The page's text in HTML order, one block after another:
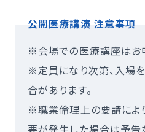
公開医療講演 注意事項
※会場での医療講座はお
※定員になり次第、入場
合があります。
※職業倫理上の要請によ
要が発生した場合は予告